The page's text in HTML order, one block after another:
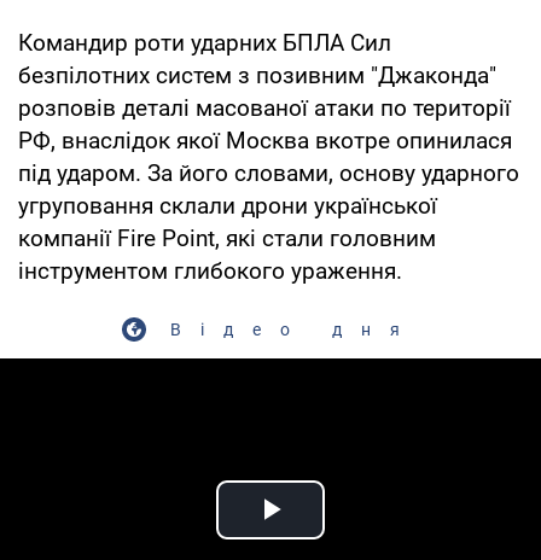
Командир роти ударних БПЛА Сил
безпілотних систем з позивним "Джаконда"
розповів деталі масованої атаки по території
РФ, внаслідок якої Москва вкотре опинилася
під ударом. За його словами, основу ударного
угруповання склали дрони української
компанії Fire Point, які стали головним
інструментом глибокого ураження.
Відео дня
Play Video